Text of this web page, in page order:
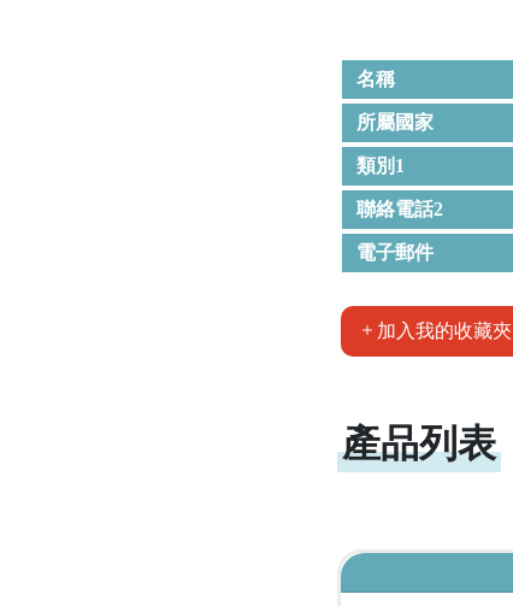
名稱
所屬國家
類別1
聯絡電話2
電子郵件
加入我的收藏夾
產品列表